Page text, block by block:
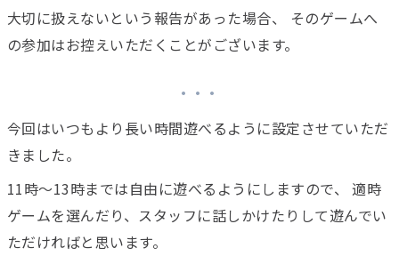
大切に扱えないという報告があった場合、 そのゲームへ
の参加はお控えいただくことがございます。
今回はいつもより長い時間遊べるように設定させていただ
きました。
11時〜13時までは自由に遊べるようにしますので、 適時
ゲームを選んだり、スタッフに話しかけたりして遊んでい
ただければと思います。